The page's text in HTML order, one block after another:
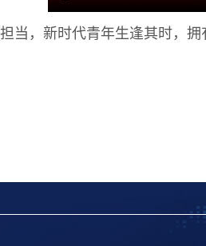
当，新时代青年生逢其时，